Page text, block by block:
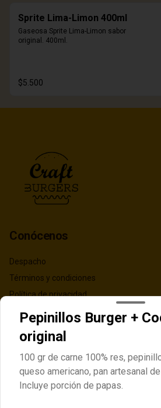
Sprite Lima-Limon 400ml
Gaseosa Sprite Lima-Limon sabor
original. 400ml.
$5.500
Conócenos
Despacho
Términos y condiciones
Política de privacidad
Redes sociales
Instagram
Facebook
TikTok
Pepinillos Burger +
original
100 gr de carne 100% res,
queso americano, pan artesanal
Incluye porción de papas.